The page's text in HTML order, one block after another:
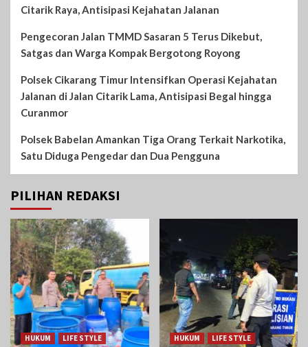
Citarik Raya, Antisipasi Kejahatan Jalanan
Pengecoran Jalan TMMD Sasaran 5 Terus Dikebut,
Satgas dan Warga Kompak Bergotong Royong
Polsek Cikarang Timur Intensifkan Operasi Kejahatan
Jalanan di Jalan Citarik Lama, Antisipasi Begal hingga
Curanmor
Polsek Babelan Amankan Tiga Orang Terkait Narkotika,
Satu Diduga Pengedar dan Dua Pengguna
PILIHAN REDAKSI
HUKUM
LIFE STYLE
HUKUM
LIFE STYLE